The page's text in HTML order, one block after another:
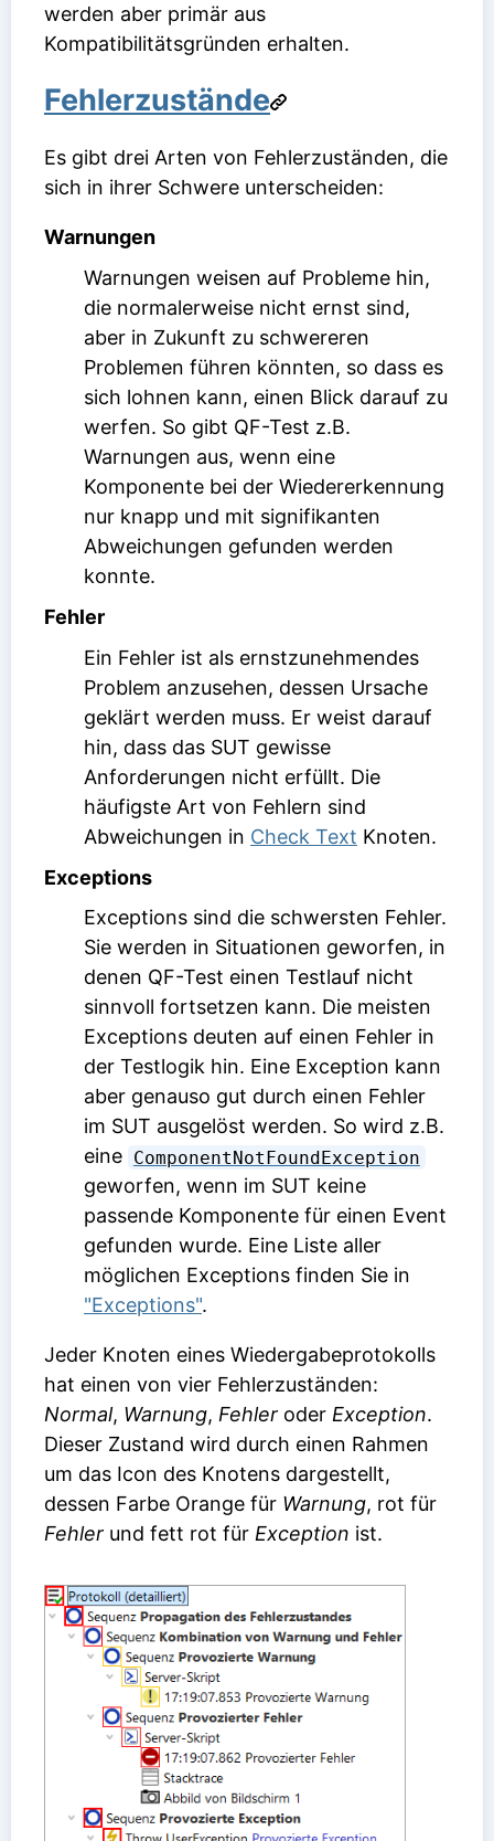
werden aber primär aus
Kompatibilitätsgründen erhalten.
Fehlerzustände
Es gibt drei Arten von Fehlerzuständen, die
sich in ihrer Schwere unterscheiden:
Warnungen
Warnungen weisen auf Probleme hin,
die normalerweise nicht ernst sind,
aber in Zukunft zu schwereren
Problemen führen könnten, so dass es
sich lohnen kann, einen Blick darauf zu
werfen. So gibt QF-Test z.B.
Warnungen aus, wenn eine
Komponente bei der Wiedererkennung
nur knapp und mit signifikanten
Abweichungen gefunden werden
konnte.
Fehler
Ein Fehler ist als ernstzunehmendes
Problem anzusehen, dessen Ursache
geklärt werden muss. Er weist darauf
hin, dass das SUT gewisse
Anforderungen nicht erfüllt. Die
häufigste Art von Fehlern sind
Abweichungen in Check Text Knoten.
Exceptions
Exceptions sind die schwersten Fehler.
Sie werden in Situationen geworfen, in
denen QF-Test einen Testlauf nicht
sinnvoll fortsetzen kann. Die meisten
Exceptions deuten auf einen Fehler in
der Testlogik hin. Eine Exception kann
aber genauso gut durch einen Fehler
im SUT ausgelöst werden. So wird z.B.
eine ComponentNotFoundException
geworfen, wenn im SUT keine
passende Komponente für einen Event
gefunden wurde. Eine Liste aller
möglichen Exceptions finden Sie in
"Exceptions".
Jeder Knoten eines Wiedergabeprotokolls
hat einen von vier Fehlerzuständen:
Normal, Warnung, Fehler oder Exception.
Dieser Zustand wird durch einen Rahmen
um das Icon des Knotens dargestellt,
dessen Farbe Orange für Warnung, rot für
Fehler und fett rot für Exception ist.